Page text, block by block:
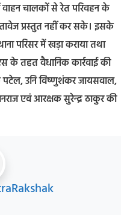
वाहन चालकों से रेत परिवहन के
प्रस्तुत नहीं कर सके। इसके
परिसर में खड़ा कराया तथा
के तहत वैधानिक कार्रवाई की
पटेल, उनि विष्णुशंकर जायसवाल,
एवं आरक्षक सुरेन्द्र ठाकुर की